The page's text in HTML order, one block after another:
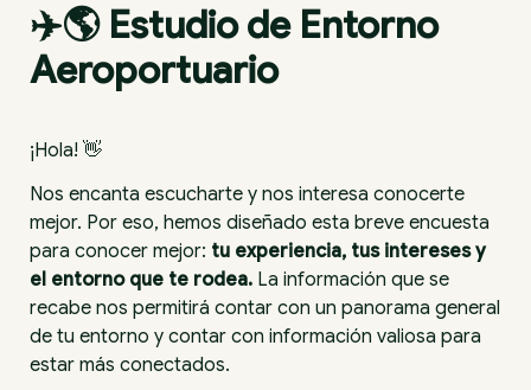
✈️🌎 Estudio de Entorno
Aeroportuario
Nos encanta escucharte y nos interesa conocerte
mejor. Por eso, hemos diseñado esta breve encuesta
para conocer mejor: tu experiencia, tus intereses y
el entorno que te rodea. La información que se
recabe nos permitirá contar con un panorama general
de tu entorno y contar con información valiosa para